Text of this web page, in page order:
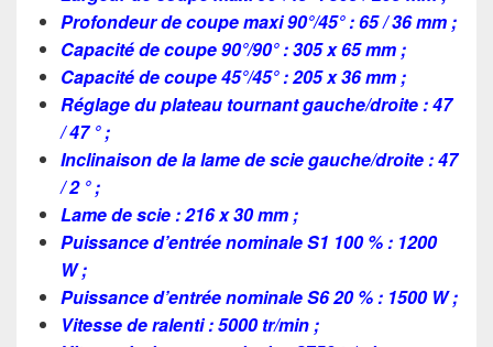
Profondeur de coupe maxi 90°/45° : 65 / 36 mm ;
Capacité de coupe 90°/90° : 305 x 65 mm ;
Capacité de coupe 45°/45° : 205 x 36 mm ;
Réglage du plateau tournant gauche/droite : 47
/ 47 ° ;
Inclinaison de la lame de scie gauche/droite : 47
/ 2 ° ;
Lame de scie : 216 x 30 mm ;
Puissance d’entrée nominale S1 100 % : 1200
W ;
Puissance d’entrée nominale S6 20 % : 1500 W ;
Vitesse de ralenti : 5000 tr/min ;